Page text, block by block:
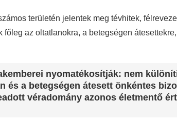
területén jelentek meg tévhitek,
főleg az oltatlanokra, a betegségen
nyomatékosítják: nem
és a betegségen átesett önkéntes
véradomány azonos életmentő